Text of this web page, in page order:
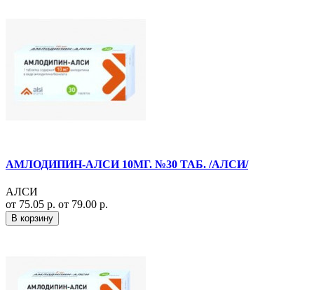
АМЛОДИПИН-АЛСИ 10МГ. №30 ТАБ. /АЛСИ/
АЛСИ
от 75.05 р. от 79.00 р.
В корзину